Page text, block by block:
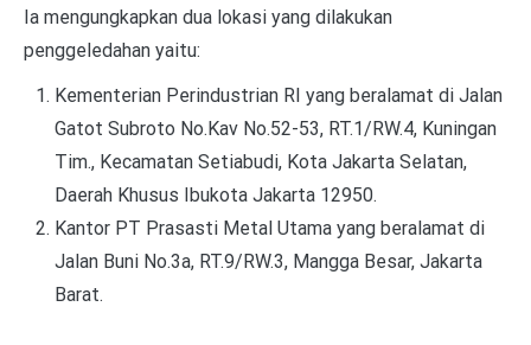
Ia mengungkapkan dua lokasi yang dilakukan
penggeledahan yaitu:
Kementerian Perindustrian RI yang beralamat di Jalan
Gatot Subroto No.Kav No.52-53, RT.1/RW.4, Kuningan
Tim., Kecamatan Setiabudi, Kota Jakarta Selatan,
Daerah Khusus Ibukota Jakarta 12950.
Kantor PT Prasasti Metal Utama yang beralamat di
Jalan Buni No.3a, RT.9/RW.3, Mangga Besar, Jakarta
Barat.